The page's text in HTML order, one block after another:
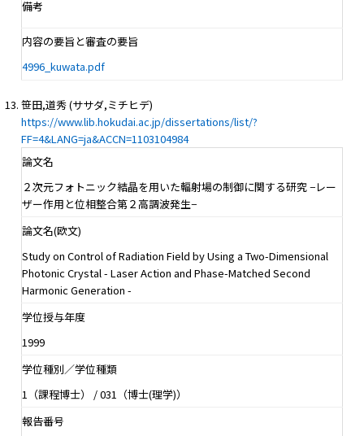
備考
内容の要旨と審査の要旨
4996_kuwata.pdf
笹田,道秀 (ササダ,ミチヒデ)
https://www.lib.hokudai.ac.jp/dissertations/list/?
FF=4&LANG=ja&ACCN=1103104984
論文名
２次元フォトニック結晶を用いた輻射場の制御に関する研究 −レー
ザー作用と位相整合第２高調波発生−
論文名(欧文)
Study on Control of Radiation Field by Using a Two-Dimensional
Photonic Crystal - Laser Action and Phase-Matched Second
Harmonic Generation -
学位授与年度
1999
学位種別／学位種類
1（課程博士） / 031（博士(理学)）
報告番号